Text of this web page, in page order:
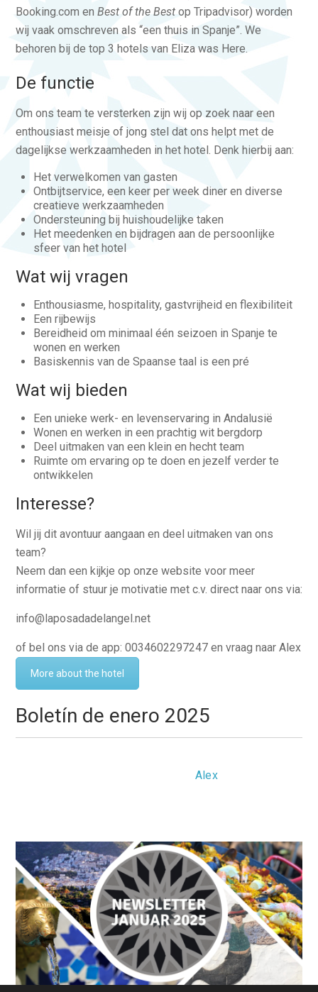
Booking.com en Best of the Bestop Tripadvisor) worden
wij vaak omschreven als “een thuis in Spanje”. We
behoren bij de top 3 hotels van Eliza was Here.
De functie
Om ons team te versterken zijn wij op zoek naar een
enthousiast meisje of jong stel dat ons helpt met de
dagelijkse werkzaamheden in het hotel. Denk hierbij aan:
Het verwelkomen van gasten
Ontbijtservice, een keer per week diner en diverse
creatieve werkzaamheden
Ondersteuning bij huishoudelijke taken
Het meedenken en bijdragen aan de persoonlijke
sfeer van het hotel
Wat wij vragen
Enthousiasme, hospitality, gastvrijheid en flexibiliteit
Een rijbewijs
Bereidheid om minimaal één seizoen in Spanje te
wonen en werken
Basiskennis van de Spaanse taal is een pré
Wat wij bieden
Een unieke werk- en levenservaring in Andalusië
Wonen en werken in een prachtig wit bergdorp
Deel uitmaken van een klein en hecht team
Ruimte om ervaring op te doen en jezelf verder te
ontwikkelen
Interesse?
Wil jij dit avontuur aangaan en deel uitmaken van ons
team?
Neem dan een kijkje op onze website voor meer
informatie of stuur je motivatie met c.v. direct naar ons via:
info@laposadadelangel.net
of bel ons via de app: 0034602297247 en vraag naar Alex
More about the hotel
Boletín de enero 2025
Alex